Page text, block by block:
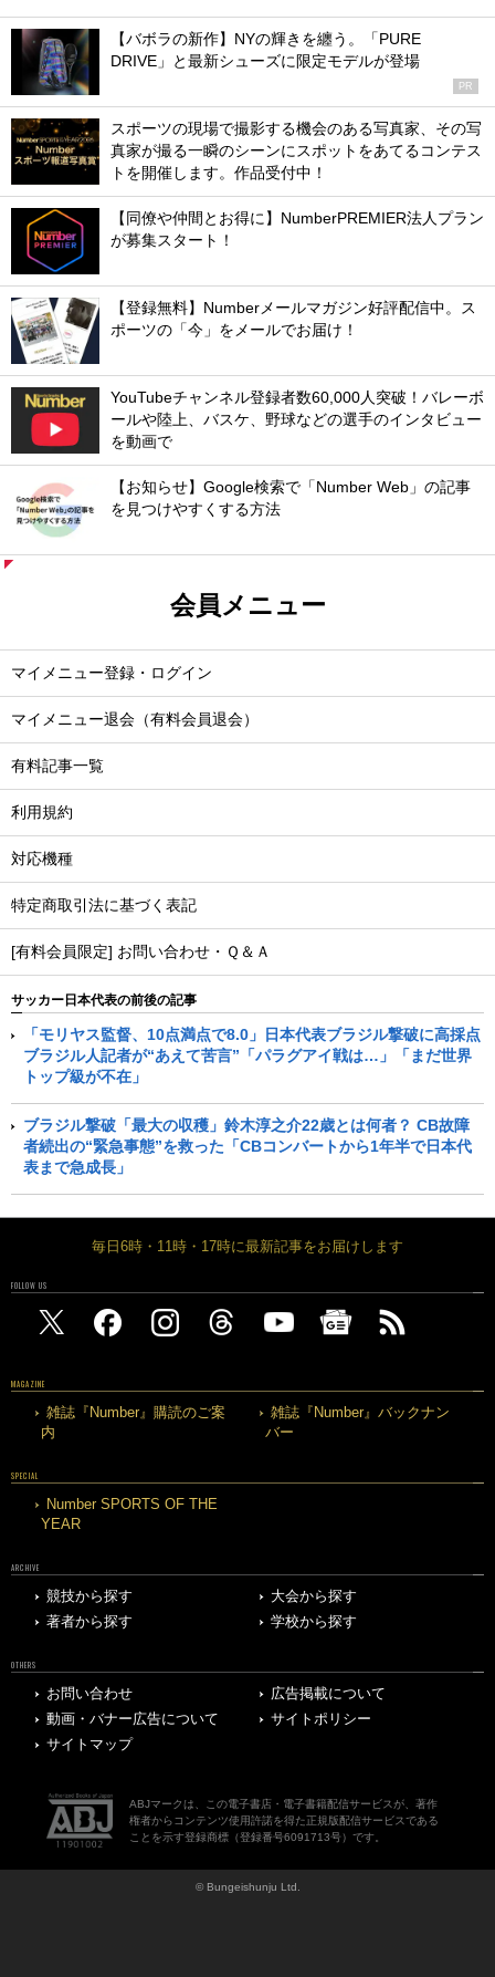
【バボラの新作】NYの輝きを纏う。「PURE
DRIVE」と最新シューズに限定モデルが登場
PR
スポーツの現場で撮影する機会のある写真家、その写
真家が撮る一瞬のシーンにスポットをあてるコンテス
トを開催します。作品受付中！
【同僚や仲間とお得に】NumberPREMIER法人プラン
が募集スタート！
【登録無料】Numberメールマガジン好評配信中。ス
ポーツの「今」をメールでお届け！
YouTubeチャンネル登録者数60,000人突破！バレーボ
ールや陸上、バスケ、野球などの選手のインタビュー
を動画で
【お知らせ】Google検索で「Number Web」の記事
を見つけやすくする方法
会員メニュー
マイメニュー登録・ログイン
マイメニュー退会（有料会員退会）
有料記事一覧
利用規約
対応機種
特定商取引法に基づく表記
[有料会員限定] お問い合わせ・Ｑ＆Ａ
サッカー日本代表の前後の記事
「モリヤス監督、10点満点で8.0」日本代表ブラジル撃破に高採点
ブラジル人記者が“あえて苦言”「パラグアイ戦は…」「まだ世界
トップ級が不在」
ブラジル撃破「最大の収穫」鈴木淳之介22歳とは何者？ CB故障
者続出の“緊急事態”を救った「CBコンバートから1年半で日本代
表まで急成長」
毎日6時・11時・17時に最新記事をお届けします
FOLLOW US
MAGAZINE
雑誌『Number』購読のご案
内
雑誌『Number』バックナン
バー
SPECIAL
Number SPORTS OF THE
YEAR
ARCHIVE
競技から探す
大会から探す
著者から探す
学校から探す
OTHERS
お問い合わせ
広告掲載について
動画・バナー広告について
サイトポリシー
サイトマップ
ABJマークは、この電子書店・電子書籍配信サービスが、著作
権者からコンテンツ使用許諾を得た正規版配信サービスである
ことを示す登録商標（登録番号6091713号）です。
© Bungeishunju Ltd.